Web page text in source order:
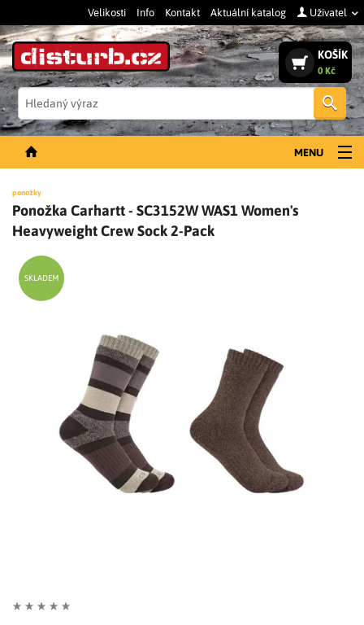
Velikosti Info Kontakt Aktuální katalog Uživatel
KOŠÍK
0 Kč
MENU
PÁNSKÉ OBLEČENÍ
DOPLŇKY
SLEVY A VÝPRODEJ
LIMITOVANÉ EDICE
RUKAVICE
ponožky
Ponožka Carhartt - SC3152W WAS1 Women's
Heavyweight Crew Sock 2-Pack
SKLADEM